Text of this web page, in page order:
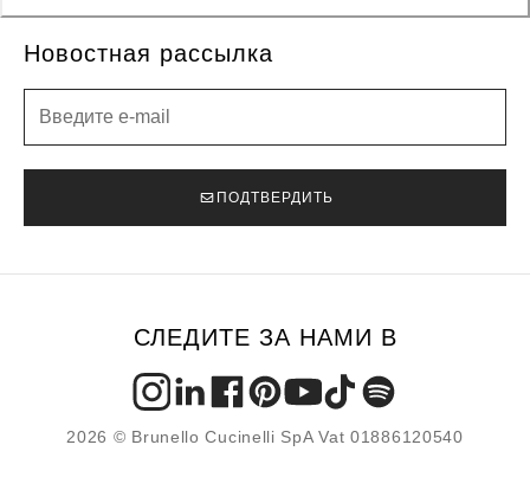
Новостная рассылка
ПОДТВЕРДИТЬ
СЛЕДИТЕ ЗА НАМИ В
2026 © Brunello Cucinelli SpA Vat 01886120540